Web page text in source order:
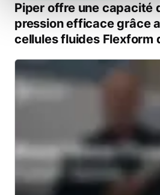
Piper offre une capacité
pression efficace grâce
cellules fluides Flexform